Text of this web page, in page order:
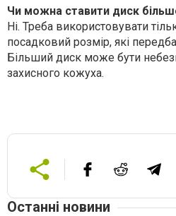
Чи можна ставити диск
Ні. Треба використовувати
посадковий розмір, які
Більший диск може бути
захисного кожуха.
Останні новини